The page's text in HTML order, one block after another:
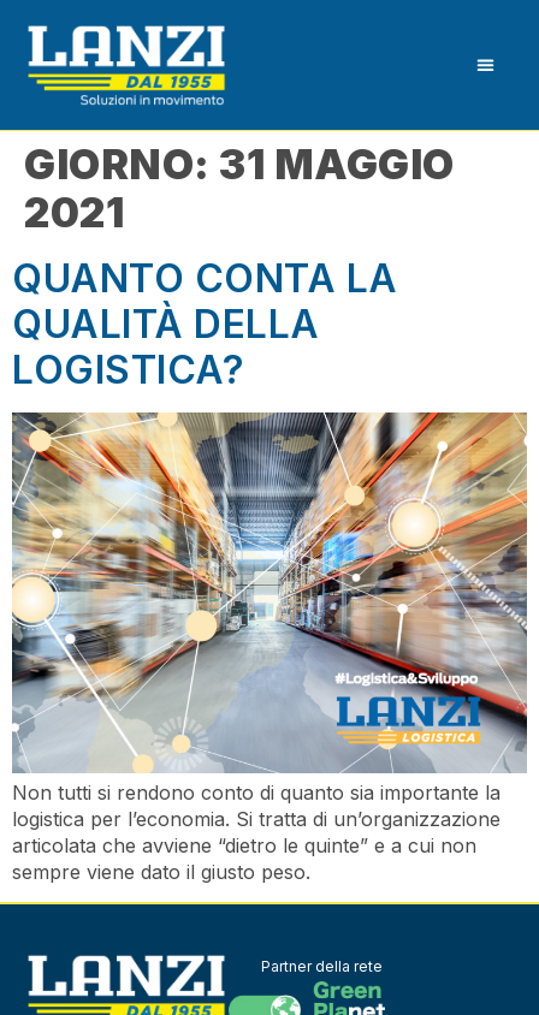
GIORNO: 31 MAGGIO
2021
QUANTO CONTA LA
QUALITÀ DELLA
LOGISTICA?
Non tutti si rendono conto di quanto sia importante la
logistica per l’economia. Si tratta di un’organizzazione
articolata che avviene “dietro le quinte” e a cui non
sempre viene dato il giusto peso.
Partner della rete